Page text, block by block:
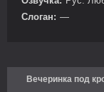
Слоган: —
Вечеринка под